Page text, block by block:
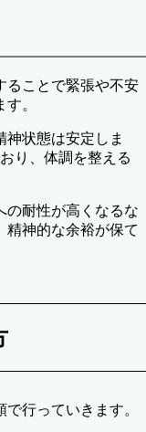
ることで緊張や不安
。
神状態は安定しま
り、体調を整える
の耐性が高くなるな
精神的な余裕が保て
行っていきます。